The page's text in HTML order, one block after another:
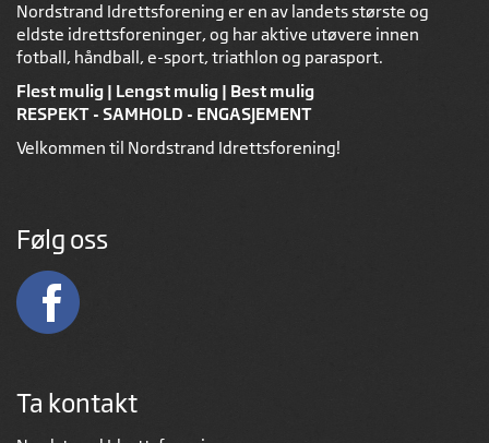
Nordstrand Idrettsforening er en av landets største og
eldste idrettsforeninger, og har aktive utøvere innen
fotball, håndball, e-sport, triathlon og parasport.
Flest mulig | Lengst mulig | Best mulig
RESPEKT - SAMHOLD - ENGASJEMENT
Velkommen til Nordstrand Idrettsforening!
Følg oss
Ta kontakt